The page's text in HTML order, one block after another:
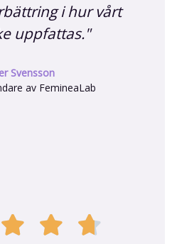
i hur vårt
uppfattas."
Svensson
av FemineaLab